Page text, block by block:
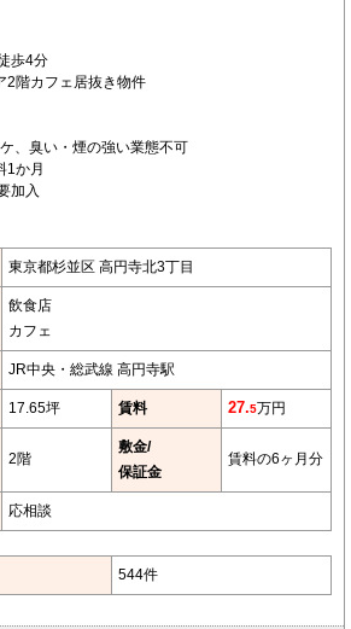
歩4分
2階カフェ居抜き物件
、臭い・煙の強い業態不可
1か月
加入
東京都杉並区 高円寺北3丁目
飲食店
カフェ
JR中央・総武線 高円寺駅
17.65坪 賃料 27.5万円
2階
敷金/
保証金
賃料の6ヶ月分
応相談
544件